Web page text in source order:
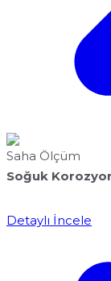
Saha Ölçüm
Soğuk
Detaylı İncele